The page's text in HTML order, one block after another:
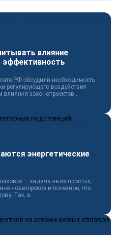
влияние
эффективность
РФ обсудили необходимость
регулирующего воздействия
законопроектов...
энергетические
— задача не из простых,
новаторское и полезное, что
Так, в...